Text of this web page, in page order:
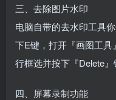
三、去除图片水印
电脑自带的去水印工具
下E键，打开『画图工
行框选并按下『Delete』
四、屏幕录制功能